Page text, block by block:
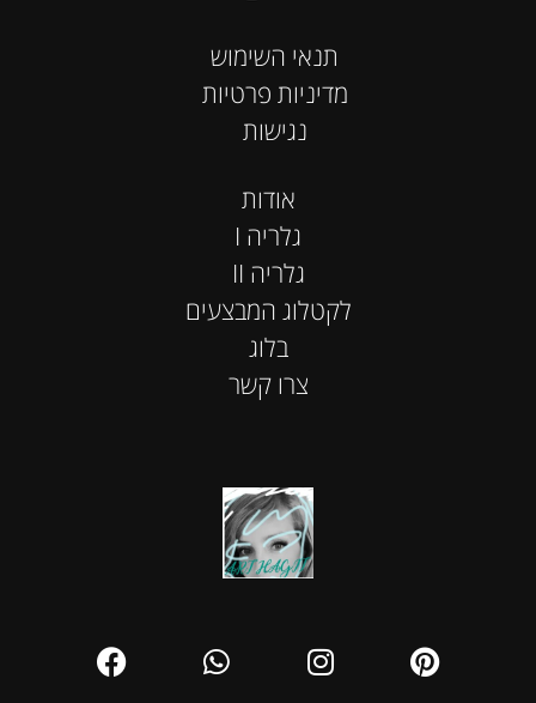
אודות
I גלריה
II גלריה
לקטלוג המבצעים
בלוג
צרו קשר
תנאי השימוש
מדיניות פרטיות
נגישות